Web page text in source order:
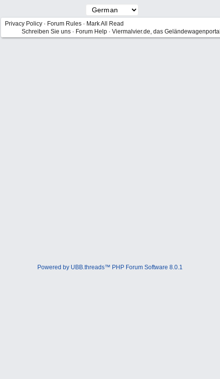
Privacy Policy · Forum Rules · Mark All Read
Schreiben Sie uns · Forum Help · Viermalvier.de, das
Powered by UBB.threads™ PHP Forum Software 8.0.1